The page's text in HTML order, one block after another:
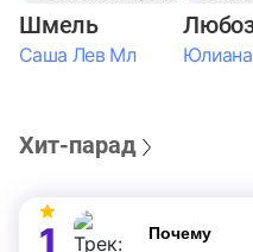
Шмель
Саша Лев Мл
Хит-парад
1
Почему